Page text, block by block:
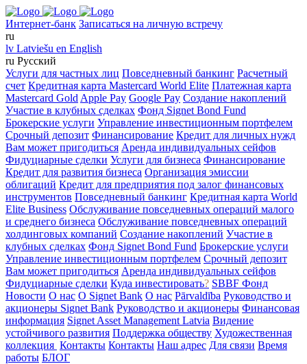
Интернет-банк Записаться на личную встречу
ru
lv Latviešu en English
ru Русский
Услуги для частных лиц Повседневный банкинг Расчетный
счет Кредитная карта Mastercard World Elite Платежная карта
Mastercard Gold Apple Pay Google Pay Создание накоплений
Участие в клубных сделках Фонд Signet Bond Fund
Брокерские услуги Управление инвестиционным портфелем
Срочный депозит Финансирование Кредит для личных нужд
Вам может пригодиться Аренда индивидуальных сейфов
Фидуциарные сделки Услуги для бизнеса Финансирование
Кредит для развития бизнеса Организация эмиссии
облигаций Кредит для предприятия под залог финансовых
инструментов Повседневный банкинг Кредитная карта World
Elite Business Обслуживание повседневных операций малого
и среднего бизнеса Обслуживание повседневных операций
холдинговых компаний Создание накоплений Участие в
клубных сделках Фонд Signet Bond Fund Брокерские услуги
Управление инвестиционным портфелем Срочный депозит
Вам может пригодиться Аренда индивидуальных сейфов
Фидуциарные сделки Куда инвестировать? SBBF Фонд
Новости О нас O Signet Bank О нас Pārvaldība Руководство и
акционеры Signet Bank Руководство и акционеры Финансовая
информация Signet Asset Management Latvia Видение
устойчивого развития Поддержка обществу Художественная
коллекция Контакты Контакты Наш адрес Для связи Время
работы БЛОГ